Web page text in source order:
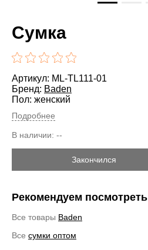
Сумка
Артикул: ML-TL111-01
Бренд: Baden
Пол: женский
Подробнее
В наличии: --
Закончился
Рекомендуем посмотреть
Все товары Baden
Все сумки оптом